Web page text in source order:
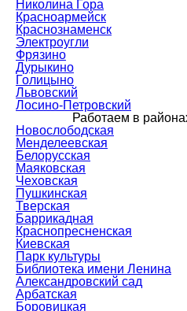
Николина Гора
Красноармейск
Краснознаменск
Электроугли
Фрязино
Дурыкино
Голицыно
Львовский
Лосино-Петровский
Работаем в
Новослободская
Менделеевская
Белорусская
Маяковская
Чеховская
Пушкинская
Тверская
Баррикадная
Краснопресненская
Киевская
Парк культуры
Библиотека имени Ленина
Александровский сад
Арбатская
Боровицкая